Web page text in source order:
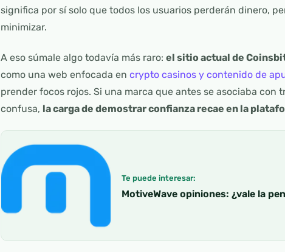
significa por sí solo que todos los usuarios perderán dinero,
minimizar.
A eso súmale algo todavía más raro: el sitio actual de
como una web enfocada en crypto casinos y contenido de
prender focos rojos. Si una marca que antes se asociaba
confusa, la carga de demostrar confianza recae en la
Te puede interesar:
MotiveWave opiniones: ¿vale la